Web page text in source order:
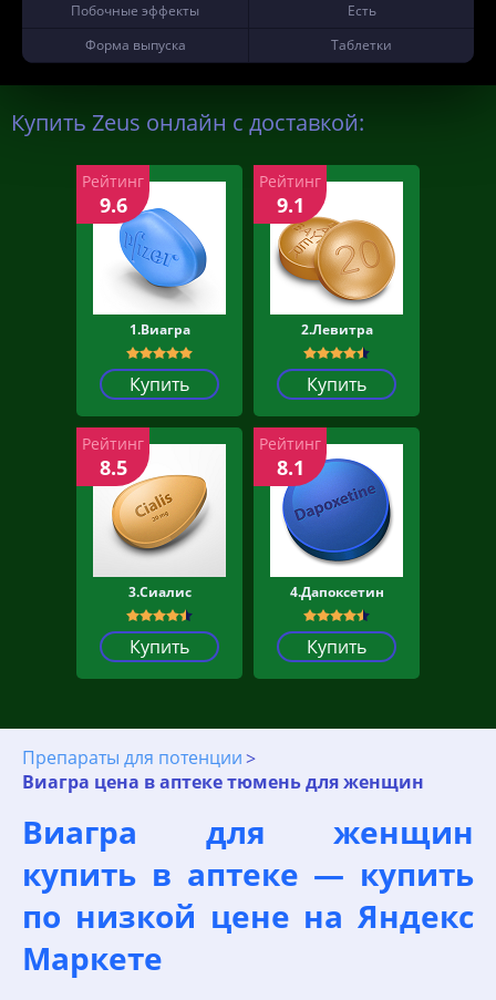
Побочные эффекты
Есть
Форма выпуска
Таблетки
Купить Zeus онлайн с доставкой:
1.Виагра
Купить
Рейтинг
9.6
2.Левитра
Купить
Рейтинг
9.1
3.Сиалис
Купить
Рейтинг
8.5
4.Дапоксетин
Купить
Рейтинг
8.1
Препараты для потенции
Виагра цена в аптеке тюмень для женщин
Виагра для женщин
купить в аптеке — купить
по низкой цене на Яндекс
Маркете